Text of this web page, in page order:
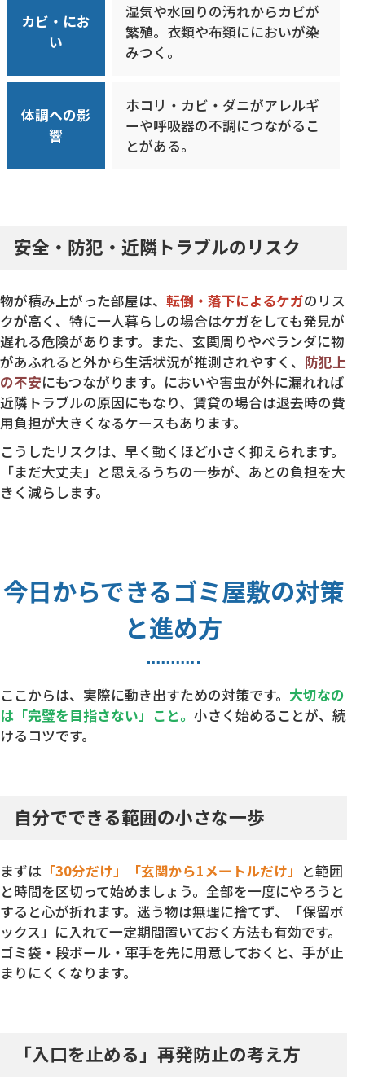
カビ・にお
い
湿気や水回りの汚れからカビが
繁殖。衣類や布類ににおいが染
みつく。
体調への影
響
ホコリ・カビ・ダニがアレルギ
ーや呼吸器の不調につながるこ
とがある。
安全・防犯・近隣トラブルのリスク
物が積み上がった部屋は、 転倒・落下によるケガのリス
クが高く、特に一人暮らしの場合はケガをしても発見が
遅れる危険があります。また、玄関周りやベランダに物
があふれると外から生活状況が推測されやすく、 防犯上
の不安にもつながります。においや害虫が外に漏れれば
近隣トラブルの原因にもなり、賃貸の場合は退去時の費
用負担が大きくなるケースもあります。
こうしたリスクは、早く動くほど小さく抑えられます。
「まだ大丈夫」と思えるうちの一歩が、あとの負担を大
きく減らします。
今日からできるゴミ屋敷の対策
と進め方
ここからは、実際に動き出すための対策です。 大切なの
は「完璧を目指さない」こと。 小さく始めることが、続
けるコツです。
自分でできる範囲の小さな一歩
まずは 「30分だけ」「玄関から1メートルだけ」 と範囲
と時間を区切って始めましょう。全部を一度にやろうと
すると心が折れます。迷う物は無理に捨てず、「保留ボ
ックス」に入れて一定期間置いておく方法も有効です。
ゴミ袋・段ボール・軍手を先に用意しておくと、手が止
まりにくくなります。
「入口を止める」再発防止の考え方